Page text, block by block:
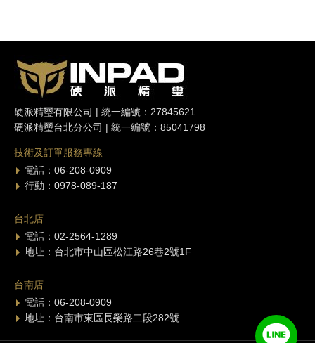
硬派精璽有限公司 | 統一編號：27845621
硬派精璽台北分公司 | 統一編號：85041798
技術及訂單服務專線
電話：06-208-0909
行動：0978-089-187
台北店
電話：02-2564-1289
地址：台北市中山區松江路26巷2號1F
台南店
電話：06-208-0909
地址：台南市東區長榮路二段282號